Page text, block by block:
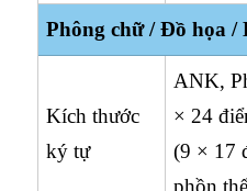
Phông chữ / Đồ họa /
Kích thước
ký tự
ANK,
× 24
(9 × 17
phồn